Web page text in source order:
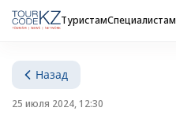
ТуристамСпециалистам
Назад
25 июля 2024, 12:30